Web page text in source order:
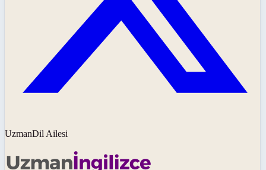
UzmanDil Ailesi